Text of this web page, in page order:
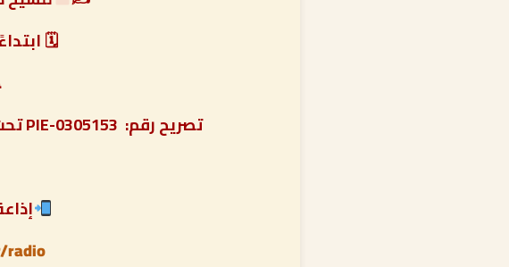
🗓 ابتداءً من
تصريح رقم: PIE-0305153 تحت إشراف دائرة الشؤون الإسلامية والعمل الخيري بدبي